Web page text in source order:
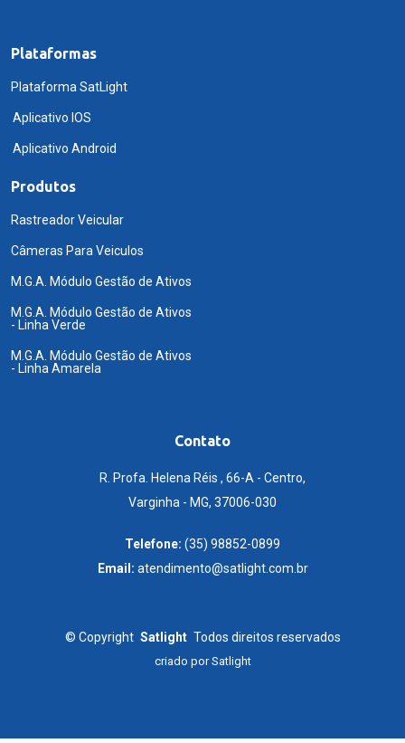
Plataformas
Plataforma SatLight
Aplicativo IOS
Aplicativo Android
Produtos
Rastreador Veicular
Câmeras Para Veiculos
M.G.A. Módulo Gestão de Ativos
M.G.A. Módulo Gestão de Ativos
- Linha Verde
M.G.A. Módulo Gestão de Ativos
- Linha Amarela
Contato
R. Profa. Helena Réis , 66-A - Centro,
Varginha - MG, 37006-030
Telefone: (35) 98852-0899
Email: atendimento@satlight.com.br
© Copyright Satlight Todos direitos reservados
criado porSatlight